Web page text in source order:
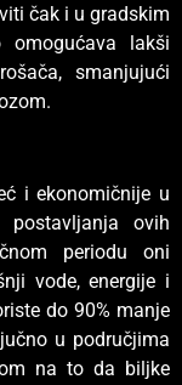
čak i u gradskim
omogućava lakši
smanjujući
i ekonomičnije u
postavljanja ovih
periodu oni
vode, energije i
do 90% manje
u područjima
na to da biljke